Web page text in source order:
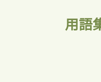
用語